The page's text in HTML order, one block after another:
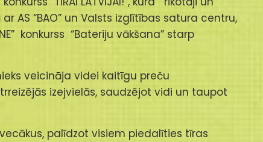
AS “BAO” un Valsts izglītības satura centru,
konkurss “Bateriju vākšana” starp
veicināja videi kaitīgu preču
izejvielās, saudzējot vidi un taupot
palīdzot visiem piedalīties tīras